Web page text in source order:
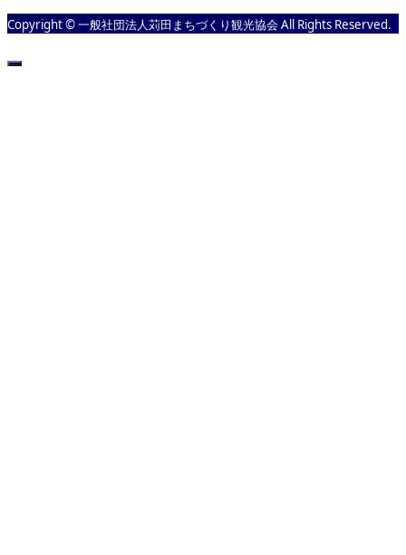
Copyright © 一般社団法人苅田まちづくり観光協会 All Rights Reserved.